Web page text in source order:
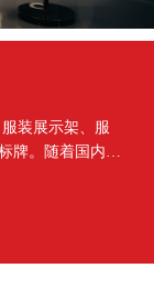
装展示架、服
牌。随着国内经